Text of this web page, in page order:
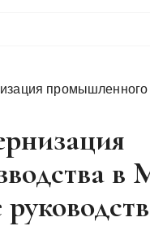
промышленного
в